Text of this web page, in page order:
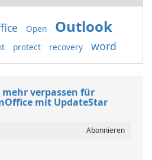
Open Outlook
protect recovery word
mehr verpassen für
mit UpdateStar